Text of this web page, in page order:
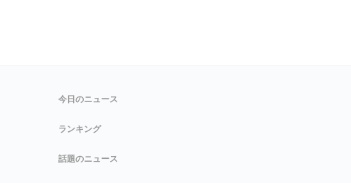
今日のニュース
ランキング
話題のニュース